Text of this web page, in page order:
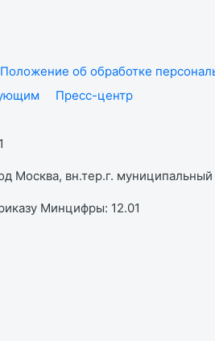
Положение об обработке
Пресс-центр
Москва, вн.тер.г.
Минцифры: 12.01